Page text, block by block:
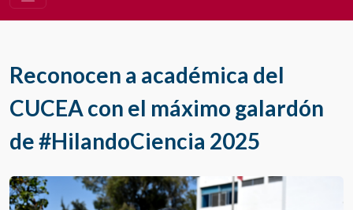
Reconocen a académica del
CUCEA con el máximo galardón
de #HilandoCiencia 2025